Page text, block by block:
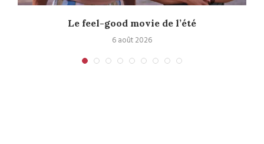
Le feel-good movie de l’été
6 août 2026